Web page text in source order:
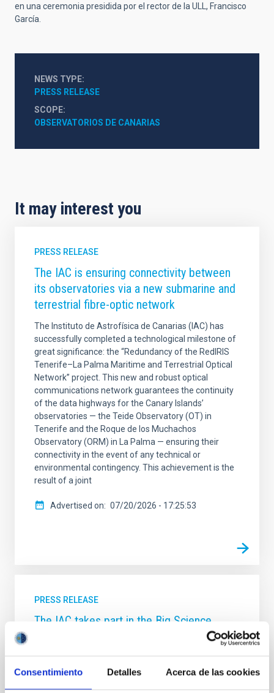
Consentimiento Detalles Acerca de las cookies
en una ceremonia presidida por el rector de la ULL, Francisco
García.
NEWS TYPE
PRESS RELEASE
SCOPE
OBSERVATORIOS DE CANARIAS
It may interest you
PRESS RELEASE
The IAC is ensuring connectivity between
its observatories via a new submarine and
terrestrial fibre-optic network
The Instituto de Astrofísica de Canarias (IAC) has
successfully completed a technological milestone of
great significance: the “Redundancy of the RedIRIS
Tenerife–La Palma Maritime and Terrestrial Optical
Network” project. This new and robust optical
communications network guarantees the continuity
of the data highways for the Canary Islands’
observatories — the Teide Observatory (OT) in
Tenerife and the Roque de los Muchachos
Observatory (ORM) in La Palma — ensuring their
connectivity in the event of any technical or
environmental contingency. This achievement is the
result of a joint
Advertised on 07/20/2026 - 17:25:53
PRESS RELEASE
The IAC takes part in the Big Science
A delegation from the Instituto de Astrofísica de
Canarias (IAC), led by its Director, Valentín Martínez